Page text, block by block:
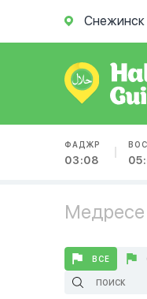
Снежинск
ФАДЖР
03:08
Медресе
ВСЕ